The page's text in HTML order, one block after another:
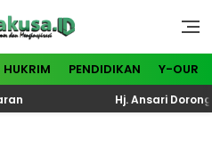
Menginspirasi
HUKRIM PENDIDIKAN Y-OUR
Hj. Ansari Dorong